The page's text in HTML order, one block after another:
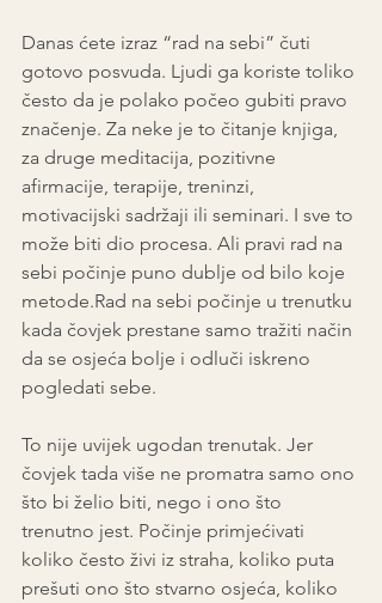
Danas ćete izraz “rad na sebi” čuti
gotovo posvuda. Ljudi ga koriste toliko
često da je polako počeo gubiti pravo
značenje. Za neke je to čitanje knjiga,
za druge meditacija, pozitivne
afirmacije, terapije, treninzi,
motivacijski sadržaji ili seminari. I sve to
može biti dio procesa. Ali pravi rad na
sebi počinje puno dublje od bilo koje
metode.Rad na sebi počinje u trenutku
kada čovjek prestane samo tražiti način
da se osjeća bolje i odluči iskreno
pogledati sebe.
To nije uvijek ugodan trenutak. Jer
čovjek tada više ne promatra samo ono
što bi želio biti, nego i ono što
trenutno jest. Počinje primjećivati
koliko često živi iz straha, koliko puta
prešuti ono što stvarno osjeća, koliko